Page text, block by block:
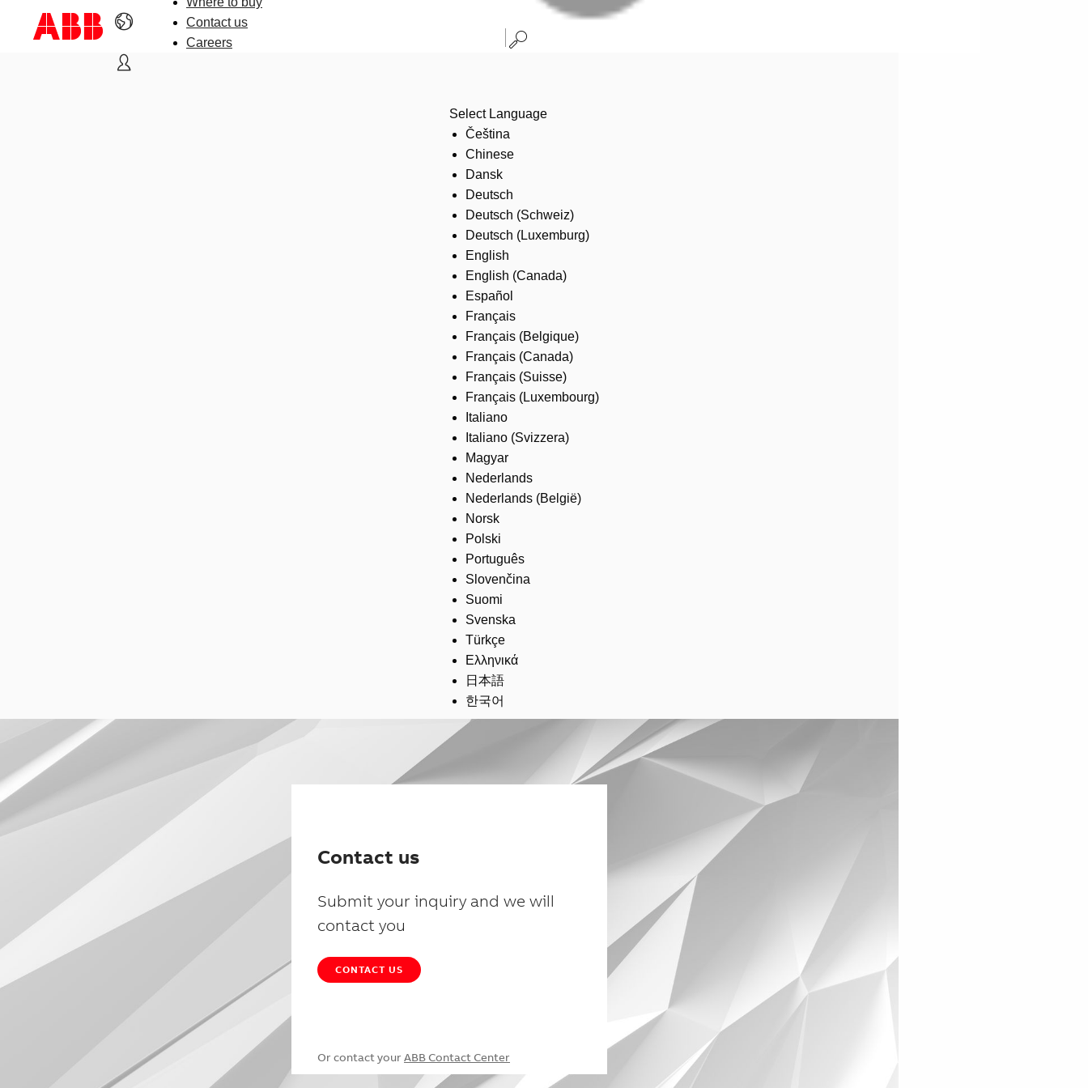
Contact us
Careers
Select Language
Čeština
Chinese
Dansk
Deutsch
Deutsch (Schweiz)
Deutsch (Luxemburg)
English
English (Canada)
Español
Français
Français (Belgique)
Français (Canada)
Français (Suisse)
Français (Luxembourg)
Italiano
Italiano (Svizzera)
Magyar
Nederlands
Nederlands (België)
Norsk
Polski
Português
Slovenčina
Suomi
Svenska
Türkçe
Ελληνικά
日本語
한국어
Contact us
Submit your inquiry and we will
contact you
CONTACT US
Or contact your ABB Contact Center